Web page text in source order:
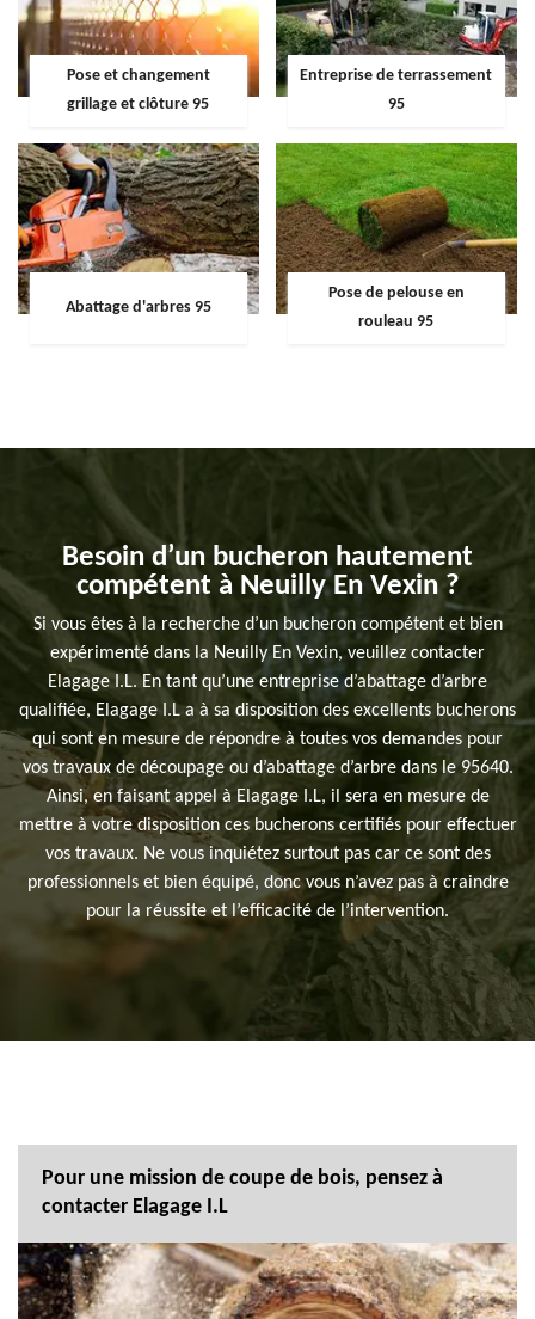
Pose et changement
grillage et clôture 95
Entreprise de terrassement
95
Abattage d'arbres 95
Pose de pelouse en
rouleau 95
Besoin d’un bucheron hautement
compétent à Neuilly En Vexin ?
Si vous êtes à la recherche d’un bucheron compétent et bien
expérimenté dans la Neuilly En Vexin, veuillez contacter
Elagage I.L. En tant qu’une entreprise d’abattage d’arbre
qualifiée, Elagage I.L a à sa disposition des excellents bucherons
qui sont en mesure de répondre à toutes vos demandes pour
vos travaux de découpage ou d’abattage d’arbre dans le 95640.
Ainsi, en faisant appel à Elagage I.L, il sera en mesure de
mettre à votre disposition ces bucherons certifiés pour effectuer
vos travaux. Ne vous inquiétez surtout pas car ce sont des
professionnels et bien équipé, donc vous n’avez pas à craindre
pour la réussite et l’efficacité de l’intervention.
Pour une mission de coupe de bois, pensez à
contacter Elagage I.L